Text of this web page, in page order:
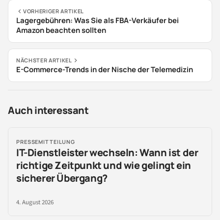
VORHERIGER ARTIKEL
Lagergebühren: Was Sie als FBA-Verkäufer bei
Amazon beachten sollten
NÄCHSTER ARTIKEL
E-Commerce-Trends in der Nische der Telemedizin
Auch interessant
PRESSEMITTEILUNG
IT-Dienstleister wechseln: Wann ist der
richtige Zeitpunkt und wie gelingt ein
sicherer Übergang?
4. August 2026